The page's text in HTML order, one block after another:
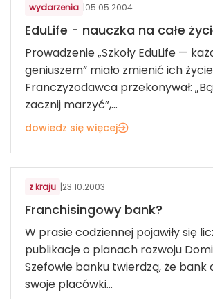
wydarzenia |05.05.2004
EduLife - nauczka na całe
Prowadzenie „Szkoły EduLife —
geniuszem” miało zmienić ich
Franczyzodawca przekonywał:
zacznij marzyć”,...
dowiedz się więcej
FINANSE I BANKOWOŚĆ
z kraju |23.10.2003
Franchisingowy bank?
W prasie codziennej pojawiły się
publikacje o planach rozwoju
Szefowie banku twierdzą, że
swoje placówki...